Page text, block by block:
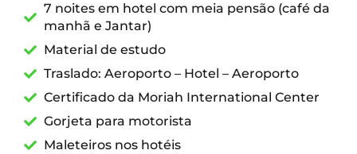
7 noites em hotel com meia pensão (café da
manhã e Jantar)
Material de estudo
Traslado: Aeroporto – Hotel – Aeroporto
Certificado da Moriah International Center
Gorjeta para motorista
Maleteiros nos hotéis